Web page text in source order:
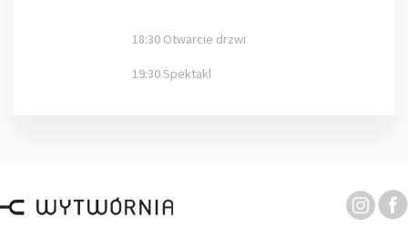
18:30 Otwarcie drzwi
19:30 Spektakl